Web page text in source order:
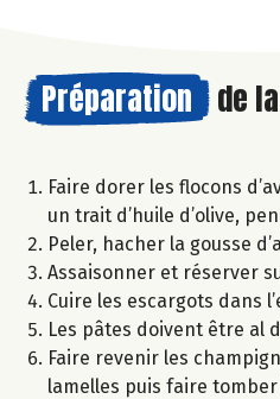
Préparation de la
Faire dorer les flocons
un trait d’huile d’olive,
Peler, hacher la gousse
Assaisonner et réserver
Cuire les escargots dans
Les pâtes doivent être al
Faire revenir les
lamelles puis faire